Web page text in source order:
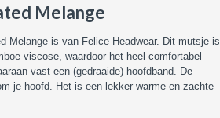
Melange
Melange is van Felice Headwear. Dit mutsje is
viscose, waardoor het heel comfortabel
vast een (gedraaide) hoofdband. De
je hoofd. Het is een lekker warme en zachte